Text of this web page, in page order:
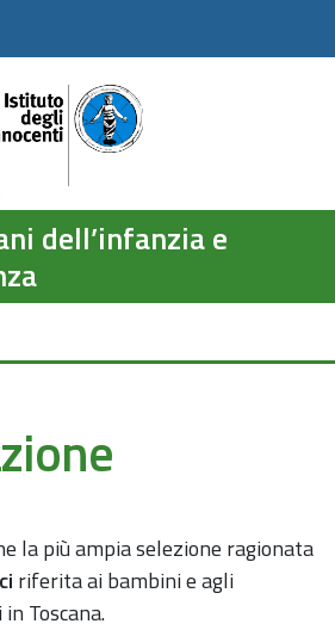
dell’infanzia e
la più ampia selezione ragionata
riferita ai bambini e agli
Toscana.